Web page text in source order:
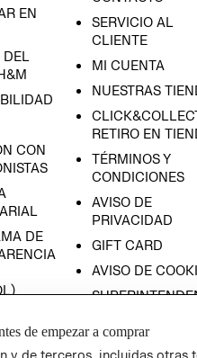
EN
DEL
CON
DE
SERVICIO AL
CLIENTE
MI CUENTA
NUESTRAS
RETIRO EN
TÉRMINOS Y
CONDICIONES
AVISO DE
PRIVACIDAD
GIFT CARD
AVISO DE
COMERCIO - SIC
de empezar a comprar